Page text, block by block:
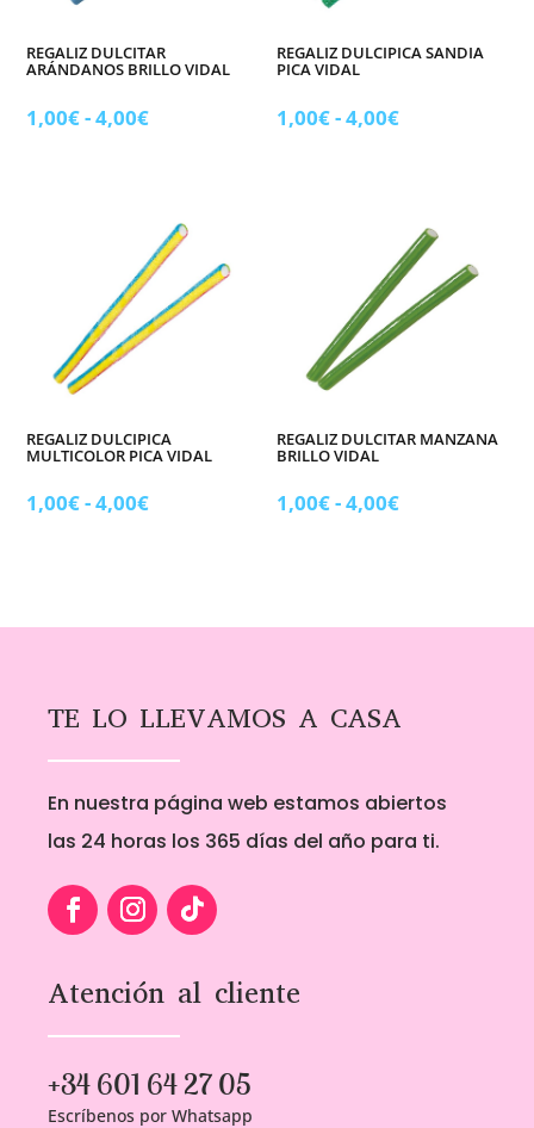
REGALIZ DULCITAR
ARÁNDANOS BRILLO VIDAL
1,00€-4,00€Rango
1,00€
hasta
4,00€
REGALIZ DULCIPICA SANDIA
PICA VIDAL
1,00€-4,00€Rango
1,00€
hasta
4,00€
REGALIZ DULCIPICA
MULTICOLOR PICA VIDAL
1,00€-4,00€Rango
1,00€
REGALIZ DULCITAR MANZANA
BRILLO VIDAL
1,00€-4,00€Rango
1,00€
TE LO LLEVAMOS A CASA
En nuestra página web estamos abiertos
las 24 horas los 365 días del año para ti.
Atención al cliente
+34 601 64 27 05
Escríbenos por Whatsapp